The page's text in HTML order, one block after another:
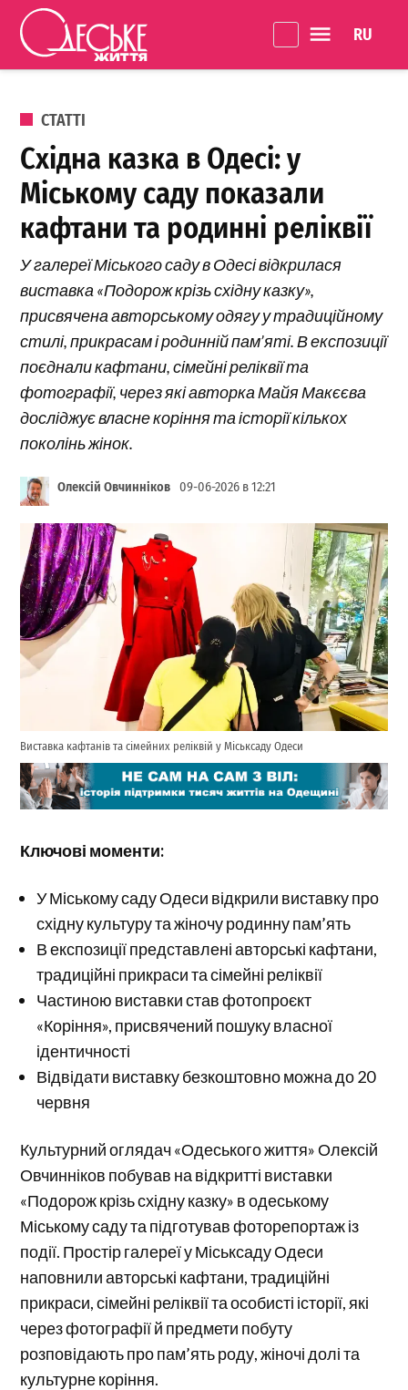
Перейти до вмісту
Життя
ОПУБЛІКОВАНО В
СТАТТІ
Східна казка в Одесі: у
Міському саду показали
кафтани та родинні реліквії
У галереї Міського саду в Одесі відкрилася
виставка «Подорож крізь східну казку»,
присвячена авторському одягу у традиційному
стилі, прикрасам і родинній пам’яті. В експозиції
поєднали кафтани, сімейні реліквії та
фотографії, через які авторка Майя Макєєва
досліджує власне коріння та історії кількох
поколінь жінок.
Олексій Овчинніков 09-06-2026 в 12:21
Виставка кафтанів та сімейних реліквій у Міськсаду Одеси
Ключові моменти:
У Міському саду Одеси відкрили виставку про
східну культуру та жіночу родинну пам’ять
В експозиції представлені авторські кафтани,
традиційні прикраси та сімейні реліквії
Частиною виставки став фотопроєкт
«Коріння», присвячений пошуку власної
ідентичності
Відвідати виставку безкоштовно можна до 20
червня
Культурний оглядач «Одеського життя» Олексій
Овчинніков побував на відкритті виставки
«Подорож крізь східну казку» в одеському
Міському саду та підготував фоторепортаж із
події. Простір галереї у Міськсаду Одеси
наповнили авторські кафтани, традиційні
прикраси, сімейні реліквії та особисті історії, які
через фотографії й предмети побуту
розповідають про пам’ять роду, жіночі долі та
культурне коріння.